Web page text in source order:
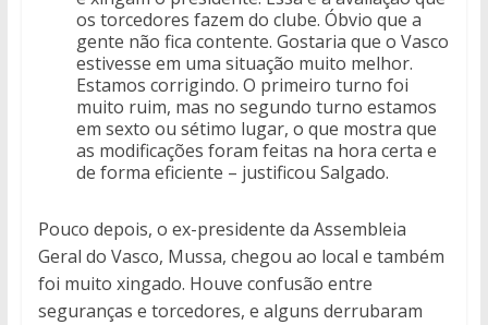
os torcedores fazem do clube. Óbvio que a
gente não fica contente. Gostaria que o Vasco
estivesse em uma situação muito melhor.
Estamos corrigindo. O primeiro turno foi
muito ruim, mas no segundo turno estamos
em sexto ou sétimo lugar, o que mostra que
as modificações foram feitas na hora certa e
de forma eficiente – justificou Salgado.
Pouco depois, o ex-presidente da Assembleia
Geral do Vasco, Mussa, chegou ao local e também
foi muito xingado. Houve confusão entre
seguranças e torcedores, e alguns derrubaram